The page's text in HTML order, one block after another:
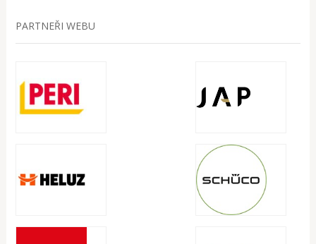
PARTNEŘI WEBU